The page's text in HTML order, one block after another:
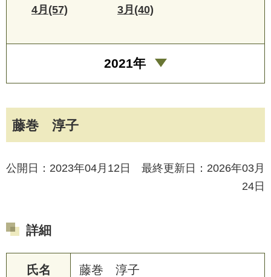
藤巻 淳子
公開日：2023年04月12日 最終更新日：2026年03月
24日
詳細
氏名 藤巻 淳子
4月(57) 3月(40)
2021年